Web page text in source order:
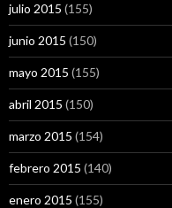
julio 2015 (155)
junio 2015 (150)
mayo 2015 (155)
abril 2015 (150)
marzo 2015 (154)
febrero 2015 (140)
enero 2015 (155)